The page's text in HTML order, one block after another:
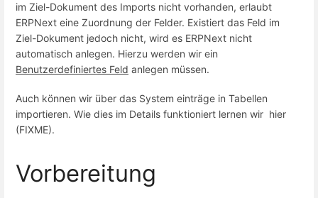
im Ziel-Dokument des Imports nicht vorhanden, erlaubt
ERPNext eine Zuordnung der Felder. Existiert das Feld im
Ziel-Dokument jedoch nicht, wird es ERPNext nicht
automatisch anlegen. Hierzu werden wir ein
Benutzerdefiniertes Feld anlegen müssen.
Auch können wir über das System einträge in Tabellen
importieren. Wie dies im Details funktioniert lernen wir hier
(FIXME).
Vorbereitung